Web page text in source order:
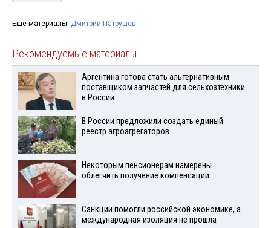
Ещё материалы: Дмитрий Патрушев
Рекомендуемые материалы
Аргентина готова стать альтернативным
поставщиком запчастей для сельхозтехники
в России
В России предложили создать единый
реестр агроагрегаторов
Некоторым пенсионерам намерены
облегчить получение компенсации
Санкции помогли российской экономике, а
международная изоляция не прошла